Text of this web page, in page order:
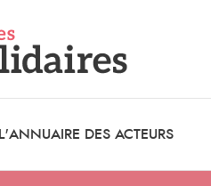
L'ANNUAIRE DES ACTEURS